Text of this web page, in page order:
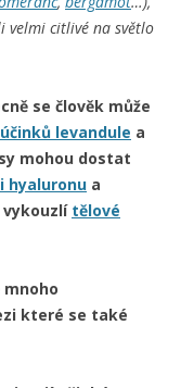
velmi citlivé na světlo
se člověk může
levandule a
mohou dostat
hyaluronu a
vykouzlí tělové
mnoho
které se také